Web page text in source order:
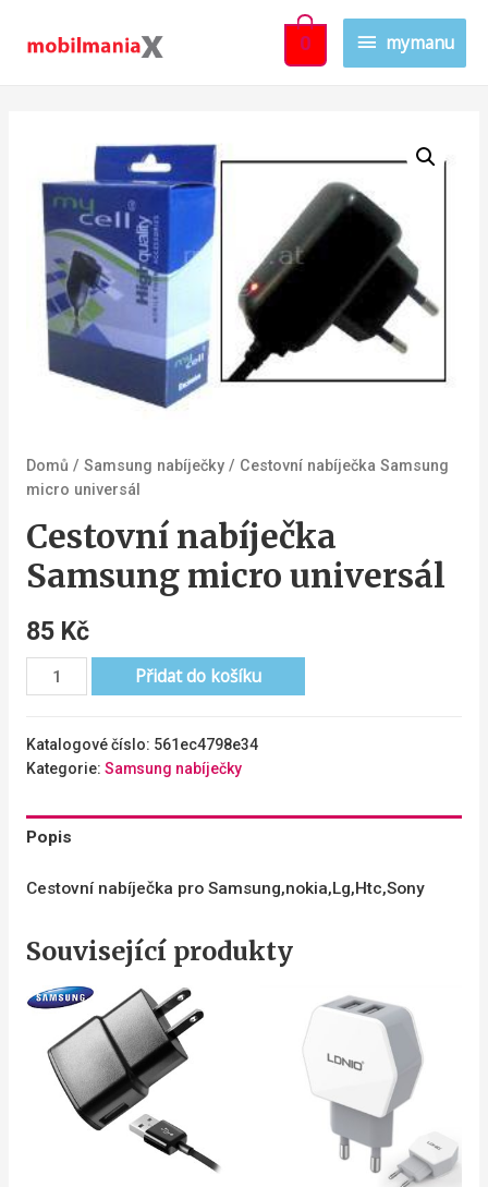
mymanu
0
Domů / Samsung nabíječky/ Cestovní nabíječka Samsung
micro universál
Cestovní nabíječka
Samsung micro universál
85 Kč
Přidat do košíku
Katalogové číslo: 561ec4798e34
Kategorie: Samsung nabíječky
Popis
Cestovní nabíječka pro Samsung,nokia,Lg,Htc,Sony
Související produkty